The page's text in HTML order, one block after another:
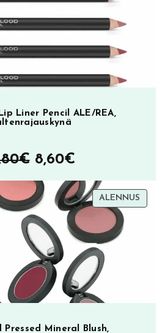
Liner Pencil ALE/REA,
€ Alkuperäinen
hinta
oli:
23,80€.
8,60€Nykyinen
hinta
on:
8,60€.
ALENNUS
Pressed Mineral Blush,